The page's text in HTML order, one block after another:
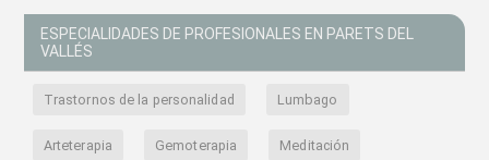
ESPECIALIDADES DE PROFESIONALES EN PARETS DEL
VALLÉS
Trastornos de la personalidad Lumbago
Arteterapia Gemoterapia Meditación